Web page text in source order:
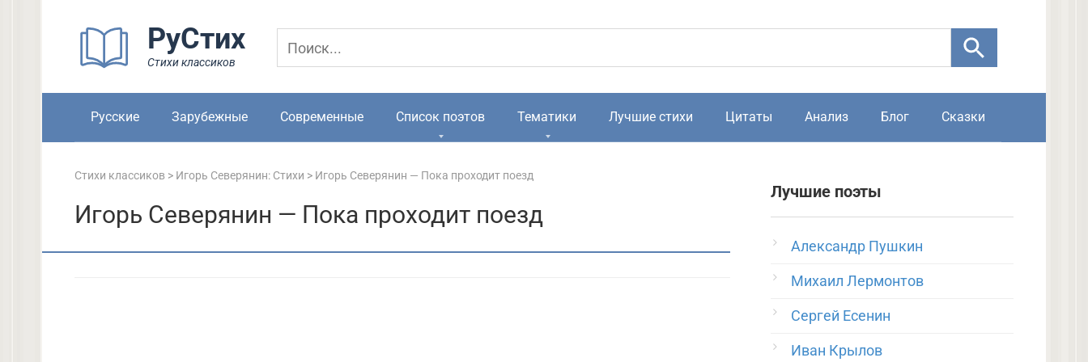
РуСтих
Стихи классиков
Русские Зарубежные Современные Список поэтов Тематики Лучшие стихи Цитаты Анализ Блог Сказки
Стихи классиков > Игорь Северянин: Стихи > Игорь Северянин — Пока проходит поезд
Игорь Северянин — Пока проходит поезд
Лучшие поэты
Александр Пушкин
Михаил Лермонтов
Сергей Есенин
Иван Крылов